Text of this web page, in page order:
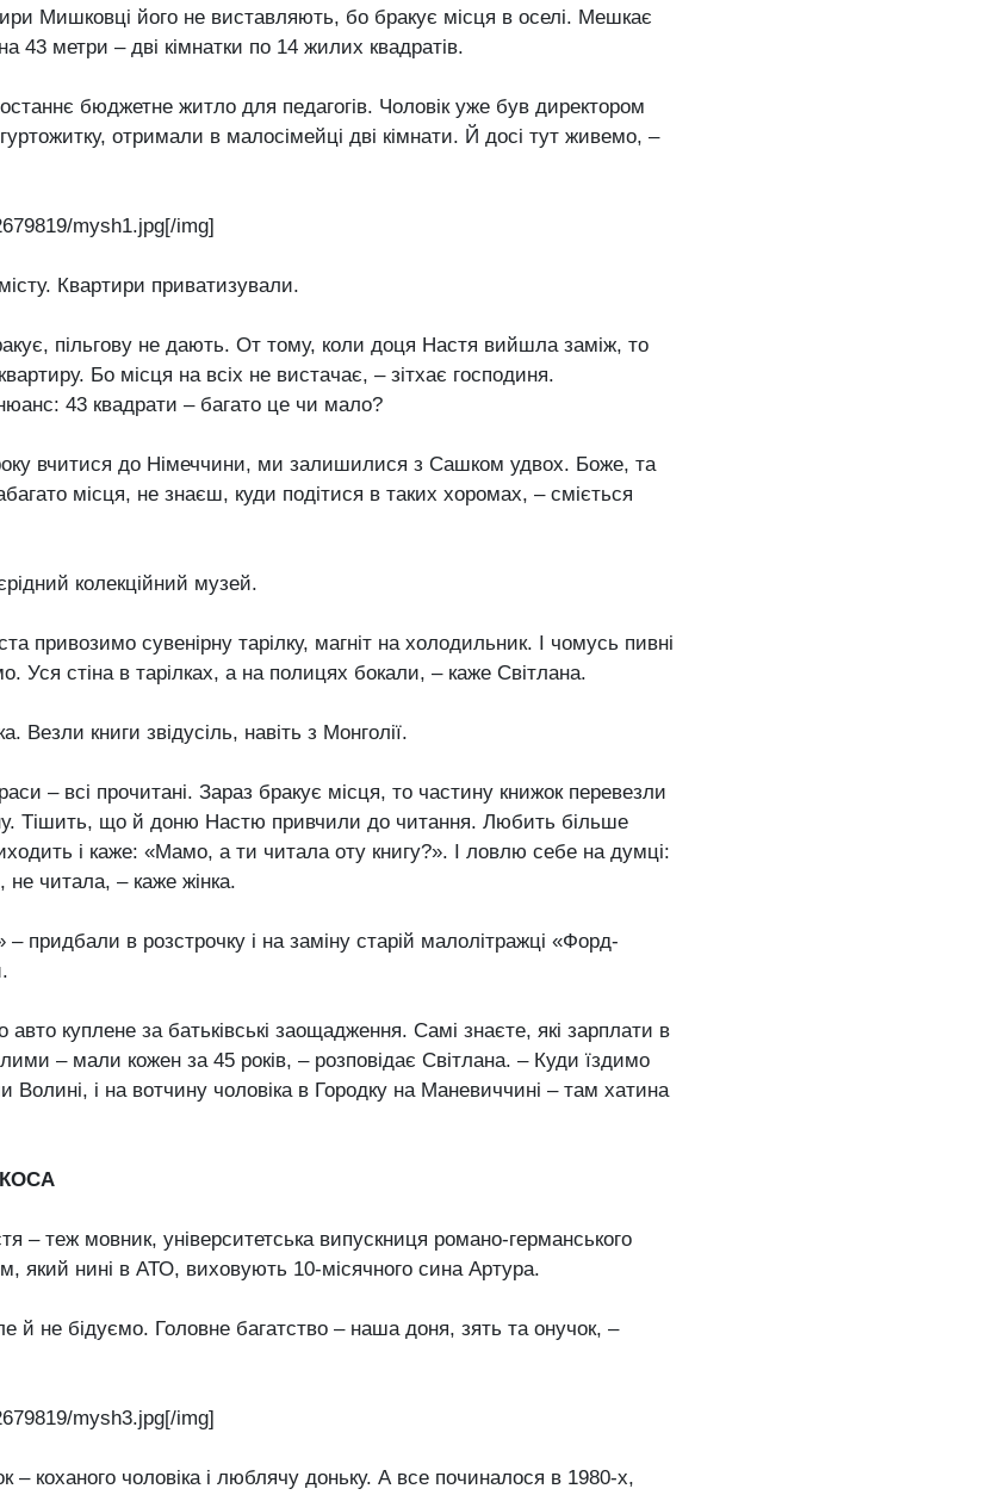
Мишковці його не виставляють, бо бракує місця в оселі. Мешкає
43 метри – дві кімнатки по 14 жилих квадратів.
бюджетне житло для педагогів. Чоловік уже був директором
отримали в малосімейці дві кімнати. Й досі тут живемо, –
mysh1.jpg[/img]
Квартири приватизували.
пільгову не дають. От тому, коли доця Настя вийшла заміж, то
Бо місця на всіх не вистачає, – зітхає господиня.
43 квадрати – багато це чи мало?
вчитися до Німеччини, ми залишилися з Сашком удвох. Боже, та
місця, не знаєш, куди подітися в таких хоромах, – сміється
колекційний музей.
привозимо сувенірну тарілку, магніт на холодильник. І чомусь пивні
Уся стіна в тарілках, а на полицях бокали, – каже Світлана.
Везли книги звідусіль, навіть з Монголії.
– всі прочитані. Зараз бракує місця, то частину книжок перевезли
Тішить, що й доню Настю привчили до читання. Любить більше
і каже: «Мамо, а ти читала оту книгу?». І ловлю себе на думці:
не читала, – каже жінка.
– придбали в розстрочку і на заміну старій малолітражці «Форд-
куплене за батьківські заощадження. Самі знаєте, які зарплати в
– мали кожен за 45 років, – розповідає Світлана. – Куди їздимо
Волині, і на вотчину чоловіка в Городку на Маневиччині – там хатина
– теж мовник, університетська випускниця романо-германського
який нині в АТО, виховують 10-місячного сина Артура.
й не бідуємо. Головне багатство – наша доня, зять та онучок, –
mysh3.jpg[/img]
– коханого чоловіка і люблячу доньку. А все починалося в 1980-х,